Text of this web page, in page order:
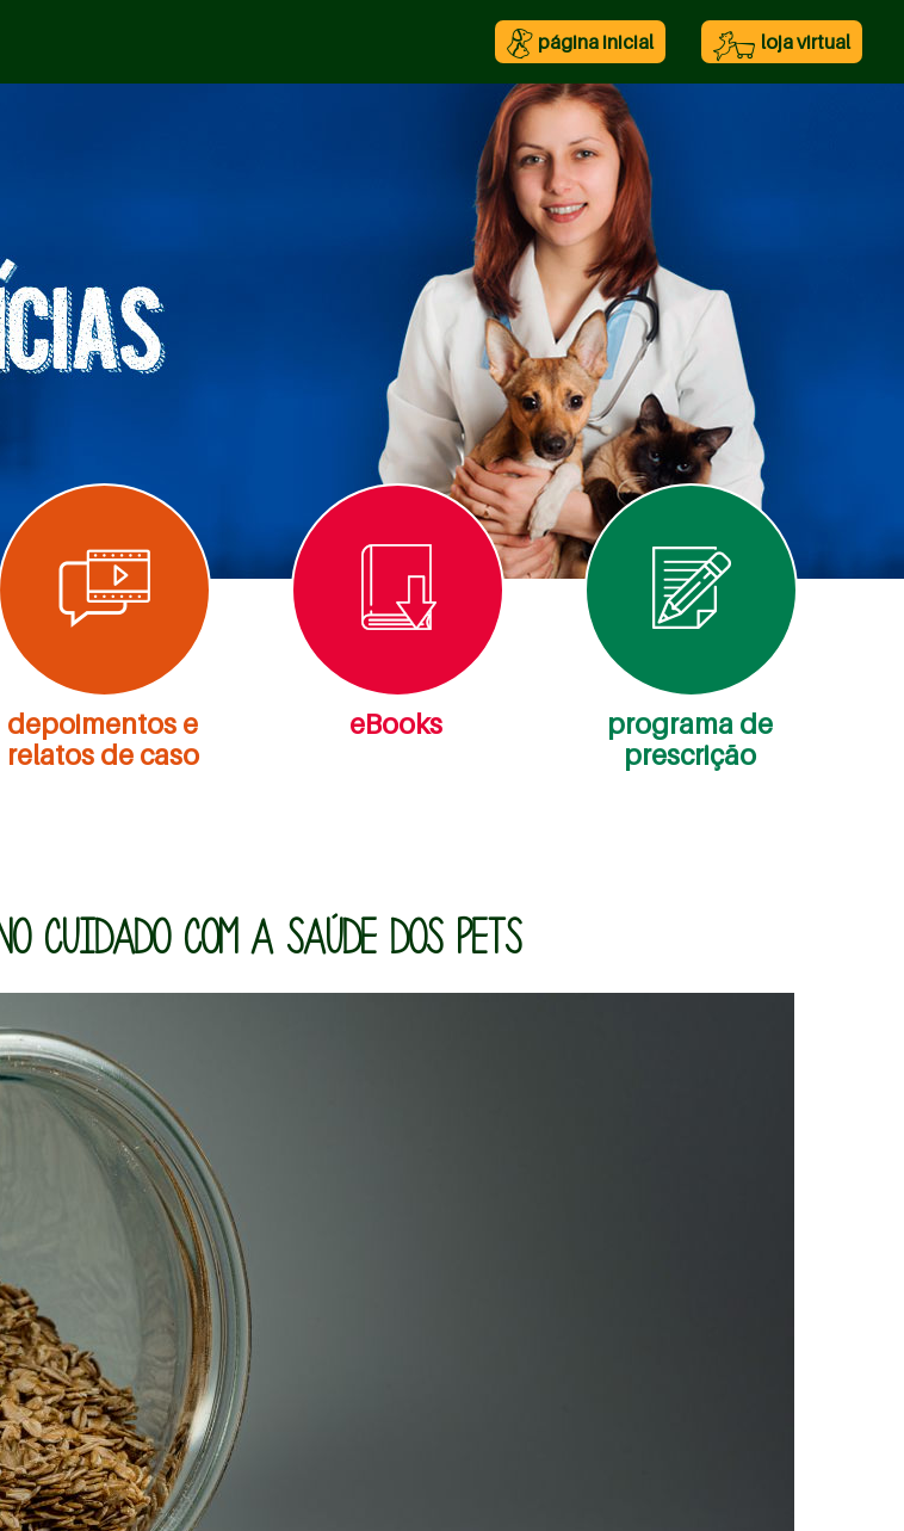
página inicial loja virtual
depoimentos e
relatos de caso
eBooks
programa de
prescrição
CUIDADO COM A SAÚDE DOS PETS